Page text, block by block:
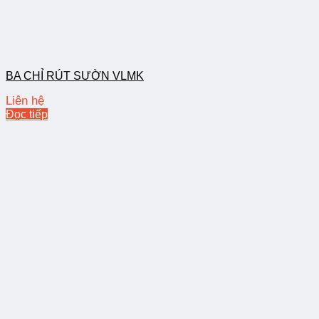
BA CHỈ RÚT SƯỜN VLMK
Liên hệ
Đọc tiếp